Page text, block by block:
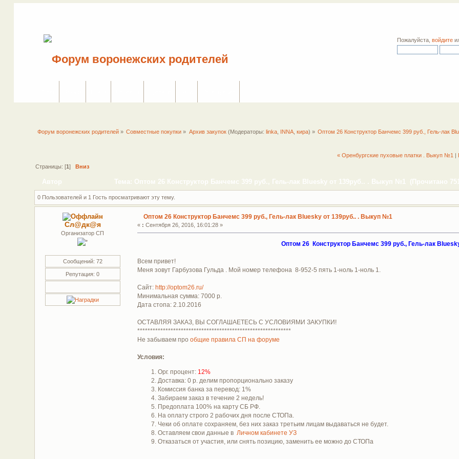
Пожалуйста,войдите
Форум воронежских родителей » Совместные покупки » Архив закупок(Модераторы: linka, INNA, кира) » Оптом 26 Конструктор Банчемс 399 руб., Гель-лак
« Оренбургские пуховые платки . Выкуп №1 |
Страницы: [1] Вниз
Автор Тема: Оптом 26 Конструктор Банчемс 399 руб., Гель-лак Bluesky от 139руб.. . Выкуп №1 (Прочитано
0 Пользователей и 1 Гость просматривают эту тему.
Сл@дк@я
Организатор СП
Сообщений: 72
Репутация: 0
Оптом 26 Конструктор Банчемс 399 руб., Гель-лак Bluesky от 139руб.. . Выкуп №1
« : Сентября 26, 2016, 16:01:28 »
Оптом 26 Конструктор Банчемс 399 руб., Гель-лак
Всем привет!
Меня зовут Гарбузова Гульда . Мой номер телефона 8-952-5 пять 1-ноль 1-ноль 1.
Сайт: http://optom26.ru/
Минимальная сумма: 7000 р.
Дата стопа: 2.10.2016
ОСТАВЛЯЯ ЗАКАЗ, ВЫ СОГЛАШАЕТЕСЬ С УСЛОВИЯМИ ЗАКУПКИ!
************************************************************
Не забываем про общие правила СП на форуме
Условия:
Орг. процент: 12%
Доставка: 0 р. делим пропорционально заказу
Комиссия банка за перевод: 1%
Забираем заказ в течение 2 недель!
Предоплата 100% на карту СБ РФ.
На оплату строго 2 рабочих дня после СТОПа.
Чеки об оплате сохраняем, без них заказ третьим лицам выдаваться не будет.
Оставляем свои данные в Личном кабинете УЗ
Отказаться от участия, или снять позицию, заменить ее можно до СТОПа